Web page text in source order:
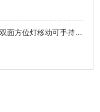
高聚光户外铁路防护信号警示双面方位灯移动可手持伸缩底部磁吸